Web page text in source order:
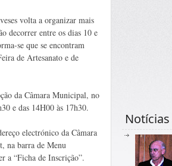
volta a organizar mais
decorrer entre os dias 10 e
se que se encontram
de Artesanato e de
da Câmara Municipal, no
e das 14H00 às 17h30.
electrónico da Câmara
na barra de Menu
a “Ficha de Inscrição”.